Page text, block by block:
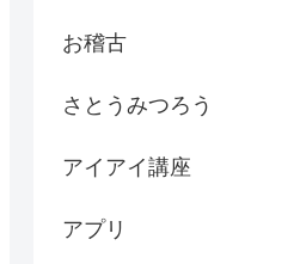
お稽古
さとうみつろう
アイアイ講座
アプリ